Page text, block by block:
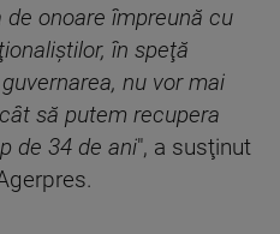
onoare împreună cu
în speţă
nu vor mai
să putem recupera
de 34 de ani", a susţinut